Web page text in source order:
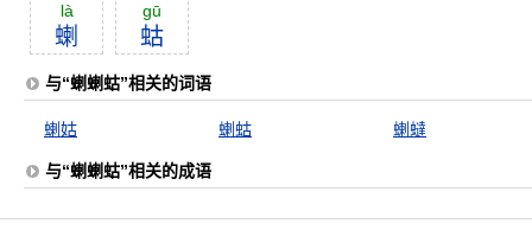
là
蝲
gū
蛄
与“蝲蝲蛄”相关的词语
蝲姑 蝲蛄 蝲蟽
与“蝲蝲蛄”相关的成语